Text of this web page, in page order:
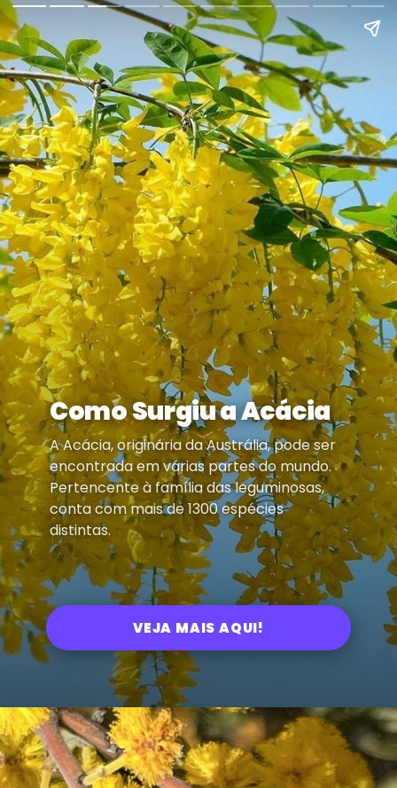
Como Surgiu a Acácia
A Acácia, originária da Austrália, pode ser
encontrada em várias partes do mundo.
Pertencente à família das leguminosas,
conta com mais de 1300 espécies
distintas.
VEJA MAIS AQUI!